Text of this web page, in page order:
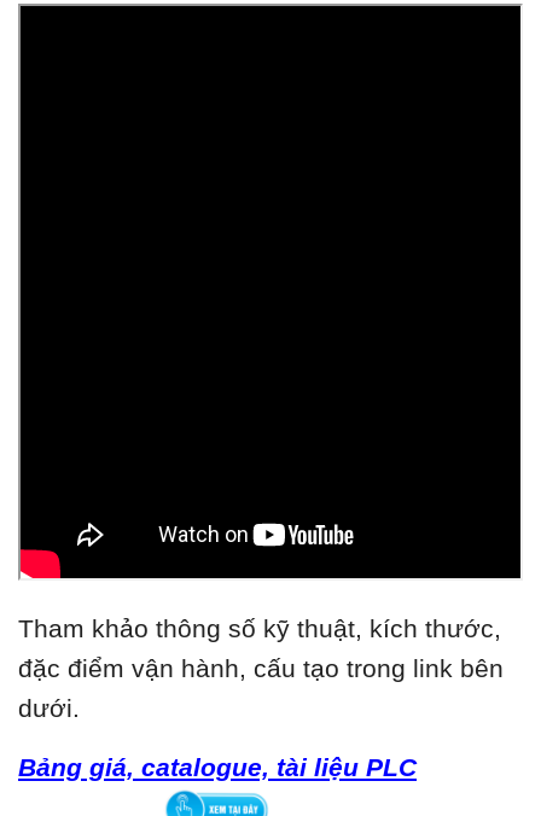
Tham khảo thông số kỹ thuật, kích thước,
đặc điểm vận hành, cấu tạo trong link bên
dưới.
Bảng giá, catalogue, tài liệu PLC